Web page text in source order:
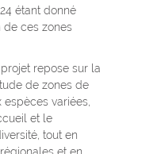
étant donné
de ces zones
repose sur la
de zones de
variées,
et le
tout en